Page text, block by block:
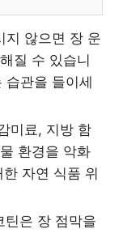
지 않으면 장 운
질 수 있습니
습관을 들이세
미료, 지방 함
환경을 악화
자연 식품 위
틴은 장 점막을